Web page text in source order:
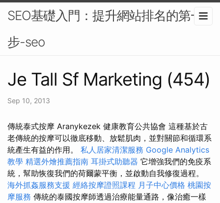
SEO基礎入門：提升網站排名的第一
步-seo
Je Tall Sf Marketing (454)
Sep 10, 2013
傳統泰式按摩 Aranykezek 健康教育公共協會 這種基於古
老傳統的按摩可以徹底移動、放鬆肌肉，並對關節和循環系
統產生有益的作用。 私人居家清潔服務 Google Analytics
教學 精選外燴推薦指南 耳掛式助聽器 它增強我們的免疫系
統，幫助恢復我們的荷爾蒙平衡，並啟動自我修復過程。
海外抓姦服務支援 經絡按摩證照課程 月子中心價格 桃園按
摩服務 傳統的泰國按摩師透過治療能量通路，像治癒一樣